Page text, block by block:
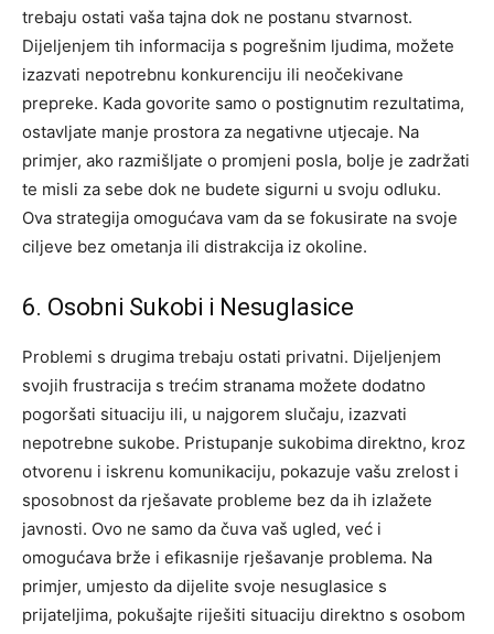
trebaju ostati vaša tajna dok ne postanu stvarnost.
Dijeljenjem tih informacija s pogrešnim ljudima, možete
izazvati nepotrebnu konkurenciju ili neočekivane
prepreke. Kada govorite samo o postignutim rezultatima,
ostavljate manje prostora za negativne utjecaje. Na
primjer, ako razmišljate o promjeni posla, bolje je zadržati
te misli za sebe dok ne budete sigurni u svoju odluku.
Ova strategija omogućava vam da se fokusirate na svoje
ciljeve bez ometanja ili distrakcija iz okoline.
6. Osobni Sukobi i Nesuglasice
Problemi s drugima trebaju ostati privatni. Dijeljenjem
svojih frustracija s trećim stranama možete dodatno
pogoršati situaciju ili, u najgorem slučaju, izazvati
nepotrebne sukobe. Pristupanje sukobima direktno, kroz
otvorenu i iskrenu komunikaciju, pokazuje vašu zrelost i
sposobnost da rješavate probleme bez da ih izlažete
javnosti. Ovo ne samo da čuva vaš ugled, već i
omogućava brže i efikasnije rješavanje problema. Na
primjer, umjesto da dijelite svoje nesuglasice s
prijateljima, pokušajte riješiti situaciju direktno s osobom